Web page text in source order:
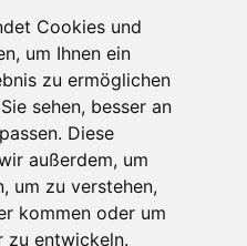
Cookies und
um Ihnen ein
zu ermöglichen
sehen, besser an
Diese
außerdem, um
um zu verstehen,
kommen oder um
zu entwickeln.
ein Spiel mit
Kräften
2 EU